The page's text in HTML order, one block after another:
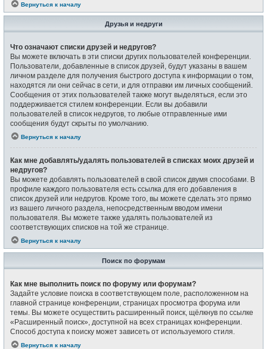
Вернуться к началу
Друзья и недруги
Что означают списки друзей и недругов?
Вы можете включать в эти списки других пользователей конференции.
Пользователи, добавленные в список друзей, будут указаны в вашем
личном разделе для получения быстрого доступа к информации о том,
находятся ли они сейчас в сети, и для отправки им личных сообщений.
Сообщения от этих пользователей также могут выделяться, если это
поддерживается стилем конференции. Если вы добавили
пользователей в список недругов, то любые отправленные ими
сообщения будут скрыты по умолчанию.
Вернуться к началу
Как мне добавлять/удалять пользователей в списках моих друзей и
недругов?
Вы можете добавлять пользователей в свой список двумя способами. В
профиле каждого пользователя есть ссылка для его добавления в
список друзей или недругов. Кроме того, вы можете сделать это прямо
из вашего личного раздела, непосредственным вводом имени
пользователя. Вы можете также удалять пользователей из
соответствующих списков на той же странице.
Вернуться к началу
Поиск по форумам
Как мне выполнить поиск по форуму или форумам?
Задайте условие поиска в соответствующем поле, расположенном на
главной странице конференции, страницах просмотра форума или
темы. Вы можете осуществить расширенный поиск, щёлкнув по ссылке
«Расширенный поиск», доступной на всех страницах конференции.
Способ доступа к поиску может зависеть от используемого стиля.
Вернуться к началу